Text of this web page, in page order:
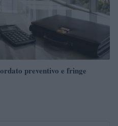
preventivo e fringe